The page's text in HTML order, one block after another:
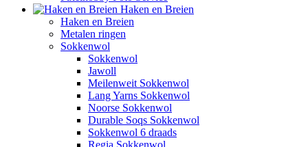
Haken en Breien
Haken en Breien
Metalen ringen
Sokkenwol
Sokkenwol
Jawoll
Meilenweit Sokkenwol
Lang Yarns Sokkenwol
Noorse Sokkenwol
Durable Soqs Sokkenwol
Sokkenwol 6 draads
Regia Sokkenwol